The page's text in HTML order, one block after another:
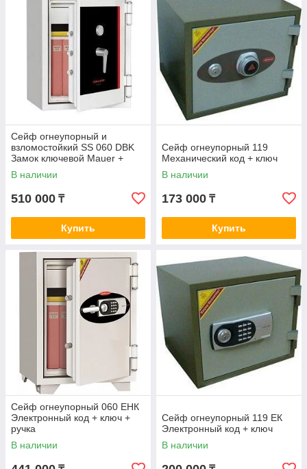
Сейф огнеупорный и
взломостойкий SS 060 DBK
Замок ключевой Mauer +
ручка
В наличии
510 000 ₸
Купить
Сейф огнеупорный 119
Механический код + ключ
В наличии
173 000 ₸
Купить
Сейф огнеупорный 060 ЕНК
Электронный код + ключ +
ручка
В наличии
Сейф огнеупорный 119 ЕК
Электронный код + ключ
В наличии